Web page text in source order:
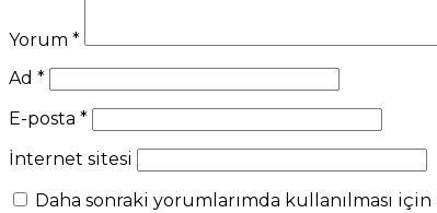
Yorum *
Ad *
E-posta *
İnternet sitesi
Daha sonraki yorumlarımda kullanılması